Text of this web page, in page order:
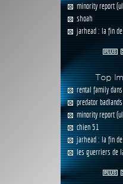
minority report
shoah
jarhead : la fin de
Top
rental family dans
predator badlands
minority report
chien 51
jarhead : la fin de
les guerriers de